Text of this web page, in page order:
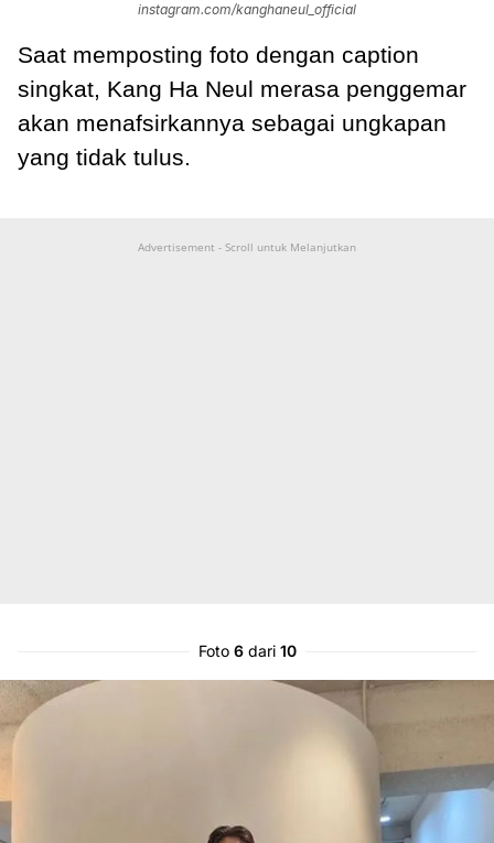
instagram.com/kanghaneul_official
Saat memposting foto dengan caption
singkat, Kang Ha Neul merasa penggemar
akan menafsirkannya sebagai ungkapan
yang tidak tulus.
Advertisement - Scroll untuk Melanjutkan
Foto 6dari 10